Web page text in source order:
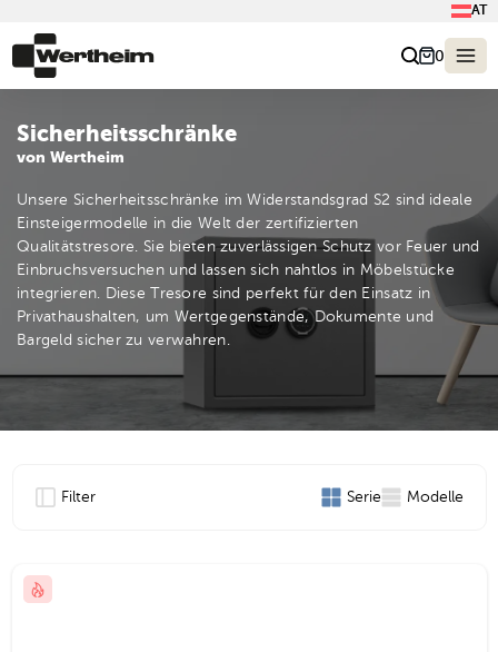
AT
0
Sicherheitsschränke
von Wertheim
Unsere Sicherheitsschränke im Widerstandsgrad S2 sind ideale
Einsteigermodelle in die Welt der zertifizierten
Qualitätstresore. Sie bieten zuverlässigen Schutz vor Feuer und
Einbruchsversuchen und lassen sich nahtlos in Möbelstücke
integrieren. Diese Tresore sind perfekt für den Einsatz in
Privathaushalten, um Wertgegenstände, Dokumente und
Bargeld sicher zu verwahren.
Filter Serie Modelle